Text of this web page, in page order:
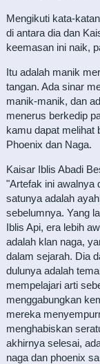
Mengikuti kata-
di antara dia dan
keemasan ini naik,
Itu adalah manik
tangan. Ada sinar
manik-manik, dan
menerus berkedip
kamu dapat melihat
Phoenix dan Naga.
Kaisar Iblis Abadi
"Artefak ini awalnya
satunya adalah
sebelumnya. Yang
Iblis Api, era lebih
adalah klan naga,
dalam sejarah. Dia
dulunya adalah
mempelajari arti
menggabungkan
mereka
menghabiskan
akhirnya selesai,
naga dan phoenix